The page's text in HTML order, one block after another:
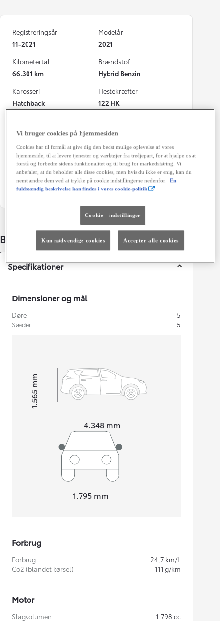
Registreringsår
11-2021
Modelår
2021
Kilometertal
66.301 km
Brændstof
Hybrid Benzin
Karosseri
Hatchback
Hestekræfter
122 HK
111 g/km
Automatisk gearkasse
Døre
Farve
Sort Metalic
Grøn ejerafgift (årligt)
1.400 kr.
Bildetaljer
Specifikationer
Dimensioner og mål
Døre
5
Sæder
5
4.348 mm
Højt1.565
mm
1.795 mm
Forbrug
Forbrug 24,7 km/L
Co2 (blandet kørsel)
111 g/km
Motor
Slagvolumen 1.798 cc
Vi bruger cookies på hjemmesiden
Cookies har til formål at give dig den bedst mulige oplevelse af vores
hjemmeside, til at levere tjenester og værktøjer fra tredjepart, for at hjælpe os at
forstå og forbedre sidens funktionalitet og til brug for markedsføring. Vi
anbefaler, at du beholder alle disse cookies, men hvis du ikke er enig, kan du
nemt ændre dem ved at trykke på cookie indstillingerne nedenfor.
En
fuldstændig beskrivelse kan findes i vores cookie-politik
Cookie - indstillinger
Kun nødvendige cookies Accepter alle cookies